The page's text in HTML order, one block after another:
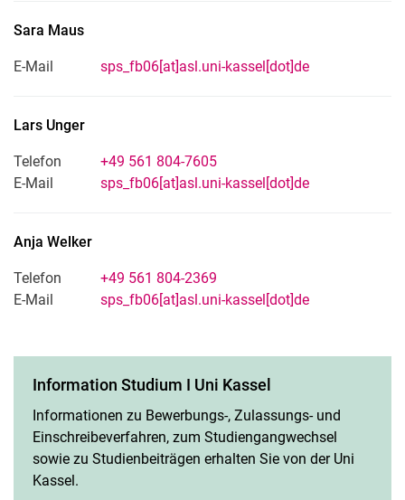
Sara Maus
E-Mail sps_fb06[at]asl.uni-kassel[dot]de
Lars Unger
Telefon
+49 561 804-7605
E-Mail
sps_fb06[at]asl.uni-kassel[dot]de
Anja Welker
Telefon
+49 561 804-2369
E-Mail
sps_fb06[at]asl.uni-kassel[dot]de
Information Studium I Uni Kassel
Informationen zu Bewerbungs-, Zulassungs- und
Einschreibeverfahren, zum Studiengangwechsel
sowie zu Studienbeiträgen erhalten Sie von der Uni
Kassel.